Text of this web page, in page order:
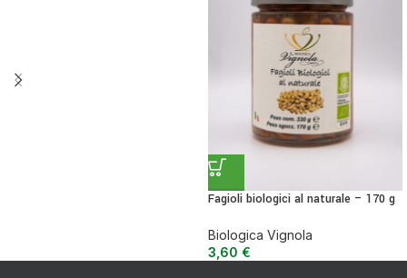
Fagioli biologici al naturale – 170 g
Biologica Vignola
3,60 €